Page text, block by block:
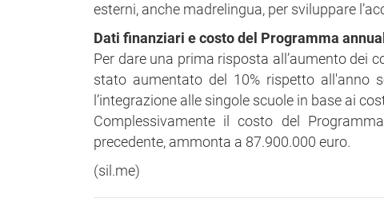
esterni, anche madrelingua, per sviluppare
Dati finanziari e costo del Programma
Per dare una prima risposta all’aumento dei
stato aumentato del 10% rispetto all'anno
l’integrazione alle singole scuole in base ai
Complessivamente il costo del
precedente, ammonta a 87.900.000 euro.
(sil.me)